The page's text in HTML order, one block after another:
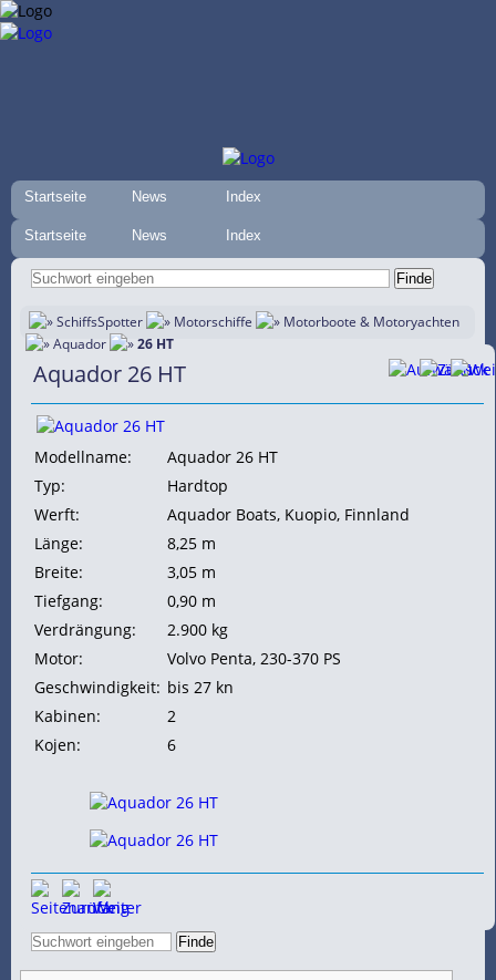
Startseite News Index
Startseite News Index
SchiffsSpotter Motorschiffe
Motorboote & Motoryachten
Aquador
26 HT
Aquador 26 HT
Modellname:
Aquador 26 HT
Typ:
Hardtop
Werft:
Aquador Boats, Kuopio, Finnland
Länge:
8,25 m
Breite:
3,05 m
Tiefgang:
0,90 m
Verdrängung:
2.900 kg
Motor:
Volvo Penta, 230-370 PS
Geschwindigkeit: bis 27 kn
Kabinen:
2
Kojen:
6